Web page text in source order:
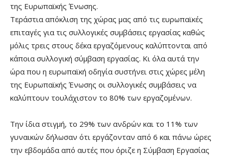
της Ευρωπαϊκής Ένωσης.
Τεράστια απόκλιση της χώρας μας από τις ευρωπαϊκές
επιταγές για τις συλλογικές συμβάσεις εργασίας καθώς
μόλις τρεις στους δέκα εργαζόμενους καλύπτονται από
κάποια συλλογική σύμβαση εργασίας. Κι όλα αυτά την
ώρα που η ευρωπαϊκή οδηγία συστήνει στις χώρες μέλη
της Ευρωπαϊκής Ένωσης οι συλλογικές συμβάσεις να
καλύπτουν τουλάχιστον το 80% των εργαζομένων.
Την ίδια στιγμή, το 29% των ανδρών και το 11% των
γυναικών δήλωσαν ότι εργάζονταν από 6 και πάνω ώρες
την εβδομάδα από αυτές που όριζε η Σύμβαση Εργασίας